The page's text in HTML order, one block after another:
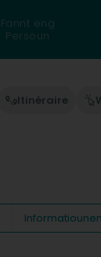
Fannt eng
Persoun
Itinéraire